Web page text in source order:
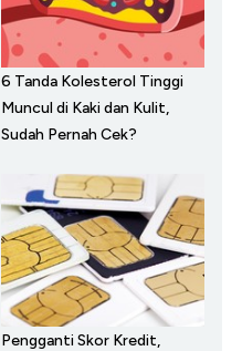
6 Tanda Kolesterol Tinggi
Muncul di Kaki dan Kulit,
Sudah Pernah Cek?
Pengganti Skor Kredit,